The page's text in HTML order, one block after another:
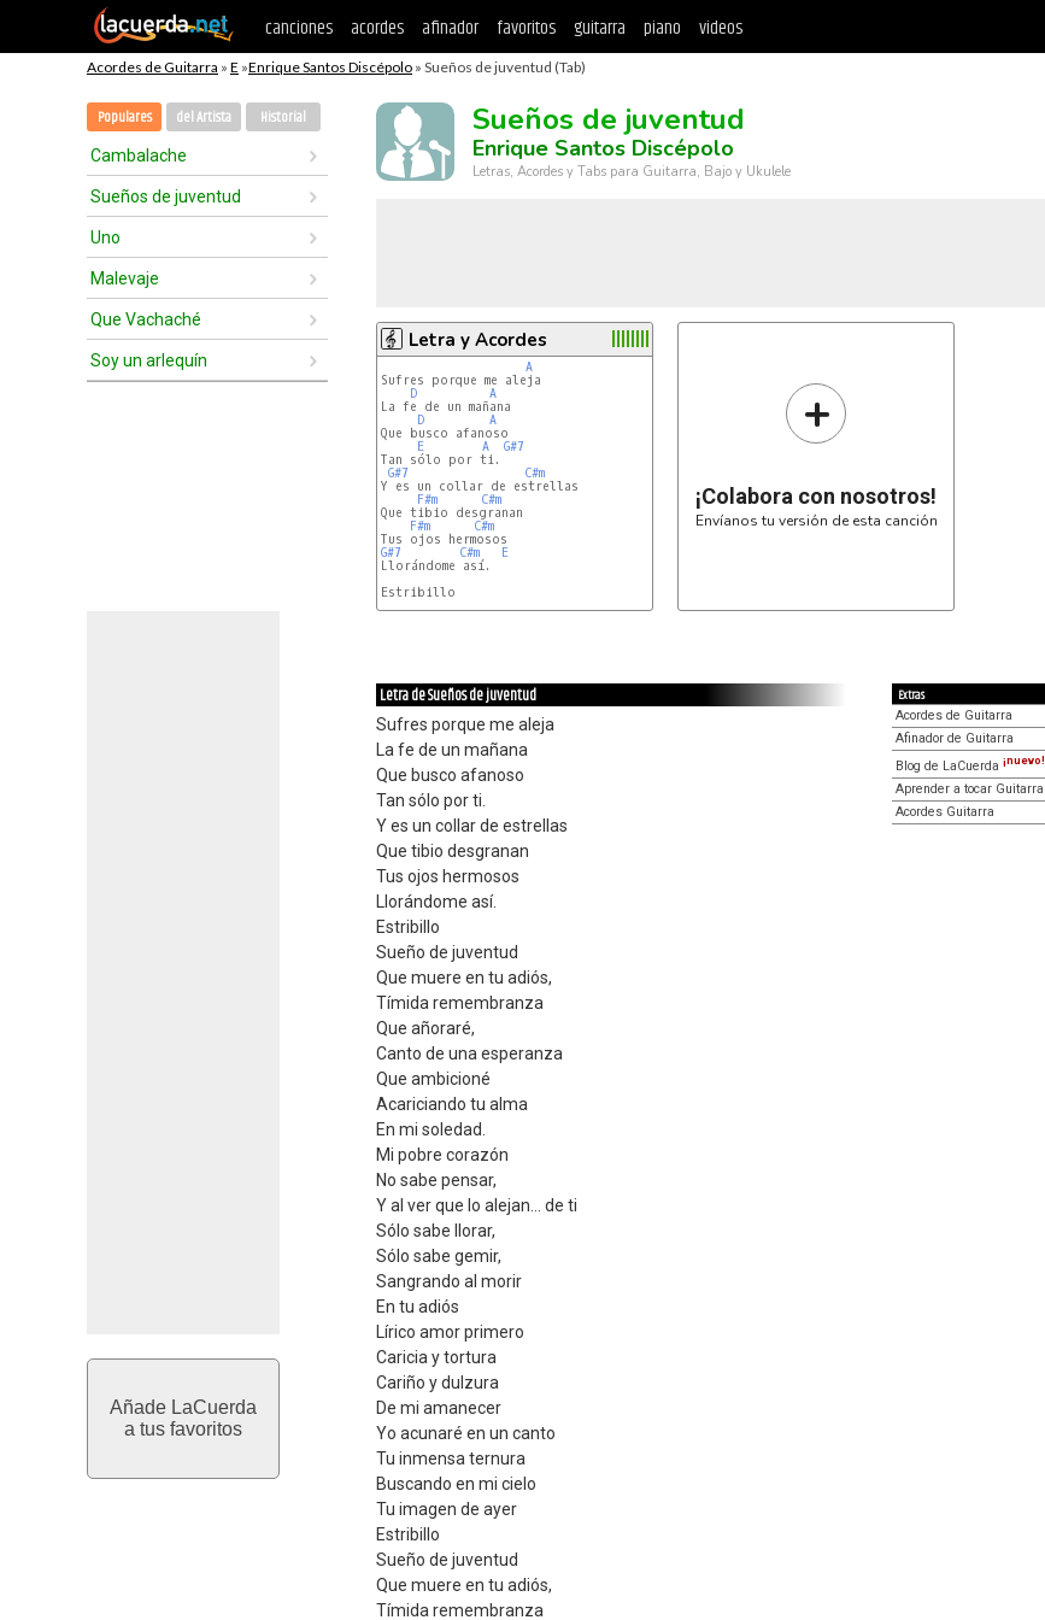
canciones acordes afinador favoritos guitarra piano videos
Acordes de Guitarra » E »Enrique Santos Discépolo » Sueños de juventud (Tab)
Populares del Artista Historial
Cambalache
Sueños de juventud
Uno
Malevaje
Que Vachaché
Soy un arlequín
Añade LaCuerda
a tus favoritos
Sueños de juventud
Enrique Santos Discépolo
Letras, Acordes y Tabs para Guitarra, Bajo y Ukulele
Letra y Acordes
A
Sufres porque me aleja
D
A
La fe de un mañana
D
A
Que busco afanoso
E
A
G#7
Tan sólo por ti.
G#7
C#m
Y es un collar de estrellas
F#m
C#m
Que tibio desgranan
F#m
C#m
G#7
C#m
E
Llorándome así.
Estribillo
+
¡Colabora con nosotros!
Envíanos tu versión de esta canción
Letra de Sueños de juventud
Sufres porque me aleja
La fe de un mañana
Que busco afanoso
Tan sólo por ti.
Y es un collar de estrellas
Que tibio desgranan
Tus ojos hermosos
Llorándome así.
Estribillo
Sueño de juventud
Que muere en tu adiós,
Tímida remembranza
Que añoraré,
Canto de una esperanza
Que ambicioné
Acariciando tu alma
En mi soledad.
Mi pobre corazón
No sabe pensar,
Y al ver que lo alejan... de ti
Sólo sabe llorar,
Sólo sabe gemir,
Sangrando al morir
En tu adiós
Lírico amor primero
Caricia y tortura
Cariño y dulzura
De mi amanecer
Yo acunaré en un canto
Tu inmensa ternura
Buscando en mi cielo
Tu imagen de ayer
Estribillo
Sueño de juventud
Que muere en tu adiós,
Tímida remembranza
Extras
Acordes de Guitarra
Afinador de Guitarra
Blog de LaCuerda ¡nuevo!
Aprender a tocar Guitarra
Acordes Guitarra